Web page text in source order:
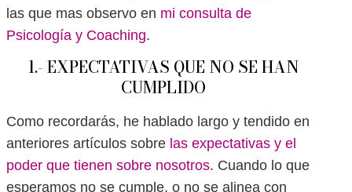
las que mas observo en mi consulta de
Psicología y Coaching.
1.- EXPECTATIVAS QUE NO SE HAN
CUMPLIDO
Como recordarás, he hablado largo y tendido en
anteriores artículos sobre las expectativas y el
poder que tienen sobre nosotros. Cuando lo que
esperamos no se cumple, o no se alinea con